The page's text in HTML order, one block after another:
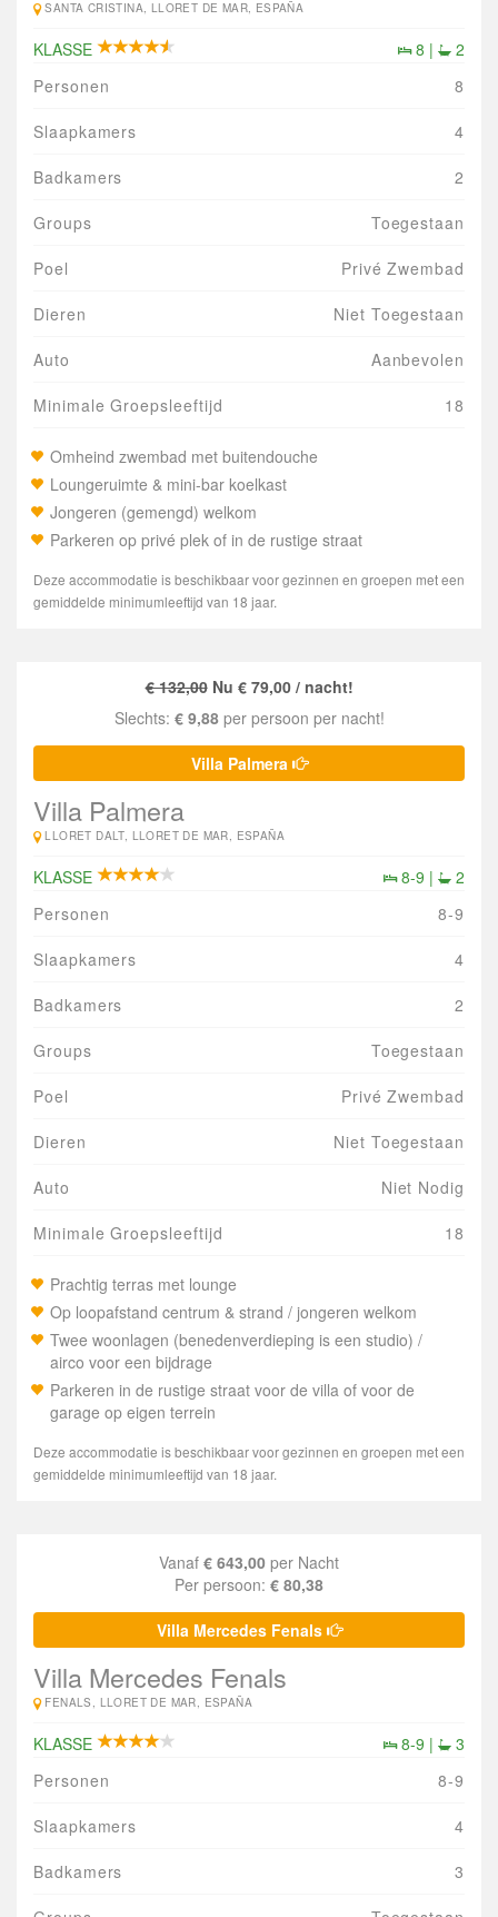
SANTA CRISTINA, LLORET DE MAR, ESPAÑA
KLASSE 8 |
2
Personen
8
Slaapkamers 4
Badkamers 2
Groups Toegestaan
Poel Privé Zwembad
Dieren Niet Toegestaan
Auto Aanbevolen
Minimale Groepsleeftijd 18
Omheind zwembad met buitendouche
Loungeruimte & mini-bar koelkast
Jongeren (gemengd) welkom
Parkeren op privé plek of in de rustige straat
Deze accommodatie is beschikbaar voor gezinnen en groepen met een
gemiddelde minimumleeftijd van 18 jaar.
€ 132,00Nu € 79,00 / nacht!
Slechts: € 9,88per persoon per nacht!
Villa Palmera
Villa Palmera
LLORET DALT, LLORET DE MAR, ESPAÑA
KLASSE 8-9 |
2
Personen
8-9
Slaapkamers 4
Badkamers 2
Groups Toegestaan
Poel Privé Zwembad
Dieren Niet Toegestaan
Auto Niet Nodig
Minimale Groepsleeftijd 18
Prachtig terras met lounge
Op loopafstand centrum & strand / jongeren welkom
Twee woonlagen (benedenverdieping is een studio) /
airco voor een bijdrage
Parkeren in de rustige straat voor de villa of voor de
garage op eigen terrein
Deze accommodatie is beschikbaar voor gezinnen en groepen met een
gemiddelde minimumleeftijd van 18 jaar.
Vanaf € 643,00 per Nacht
Per persoon: € 80,38
Villa Mercedes Fenals
Villa Mercedes Fenals
FENALS, LLORET DE MAR, ESPAÑA
KLASSE 8-9 |
3
Personen
8-9
Slaapkamers 4
Badkamers 3